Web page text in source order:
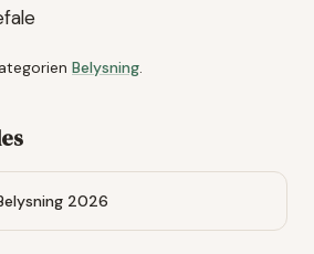
Belysning.
2026